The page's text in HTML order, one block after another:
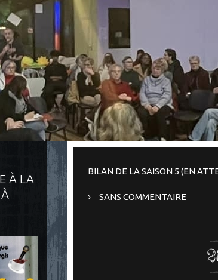
À LA
BILAN DE LA SAISON 5 (EN
SANS COMMENTAIRE